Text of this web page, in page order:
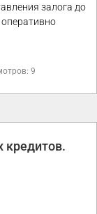
залога до
9
кредитов.